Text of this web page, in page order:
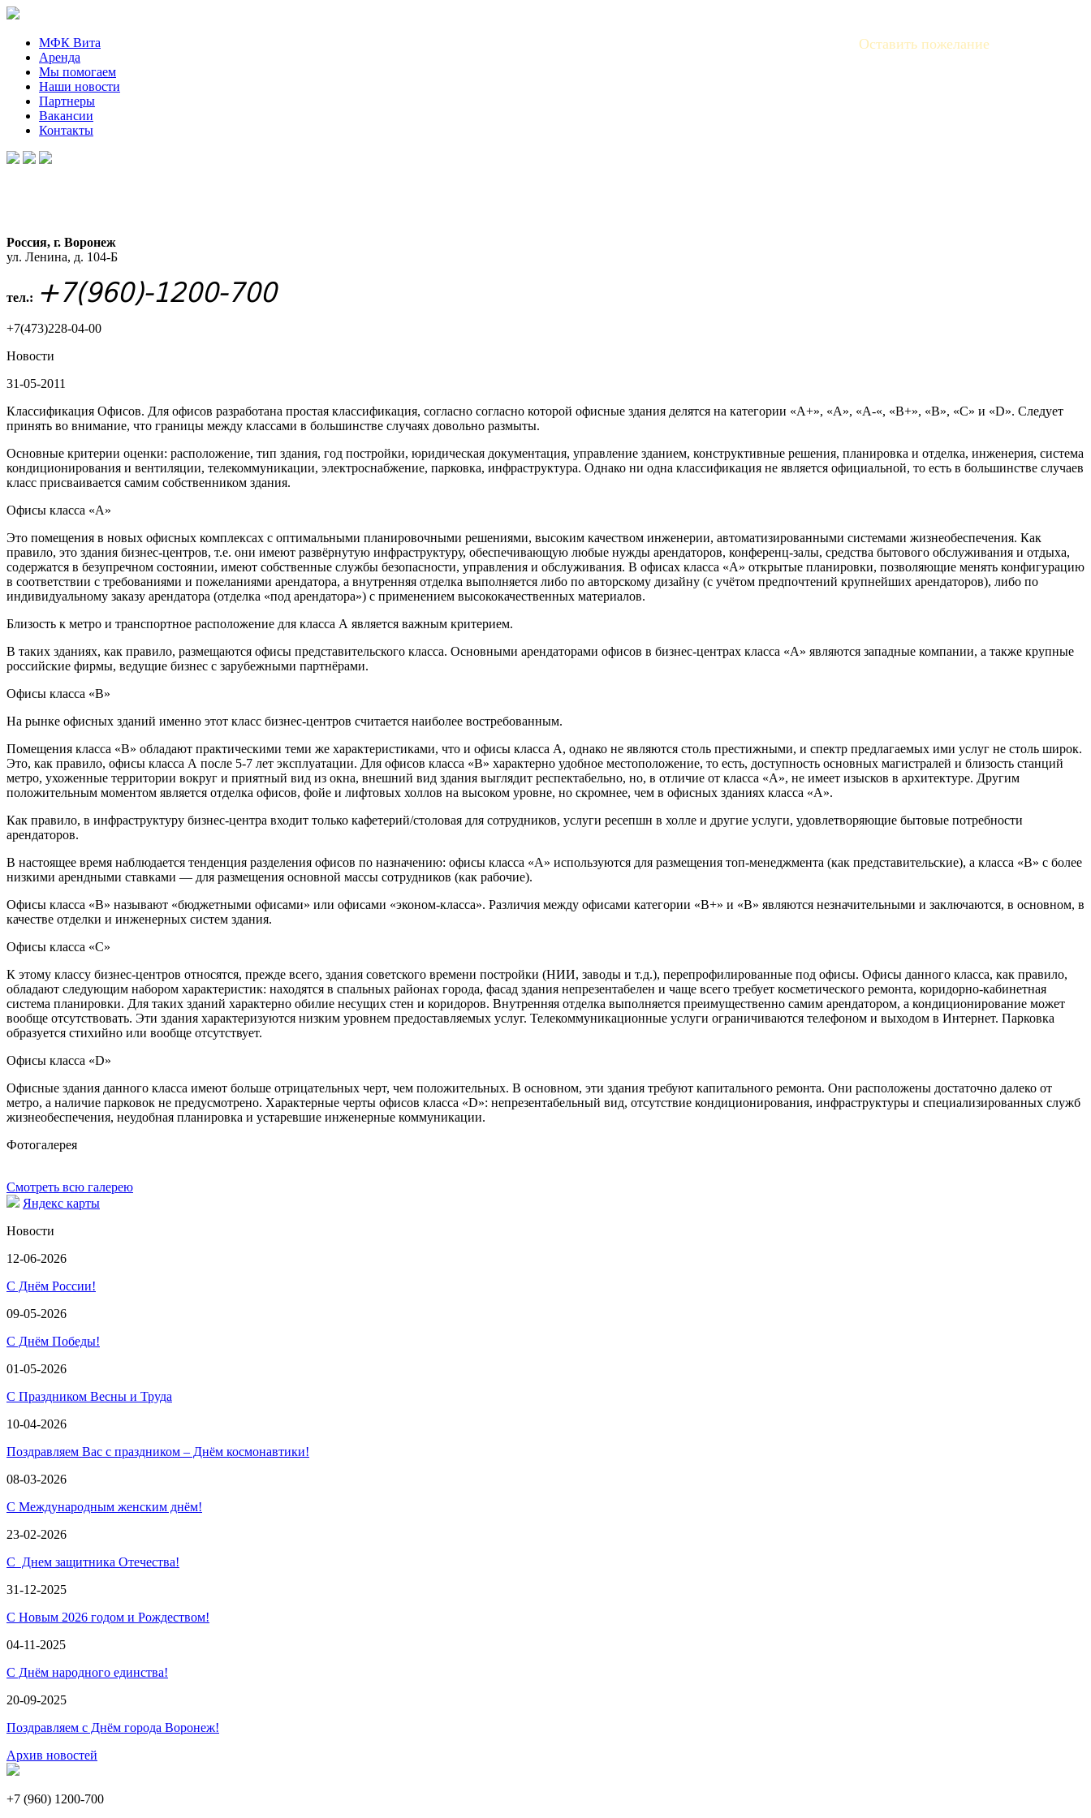
Оставить пожелание
МФК Вита
Аренда
Мы помогаем
Наши новости
Партнеры
Вакансии
Контакты
Россия, г. Воронеж
ул. Ленина, д. 104-Б
тел.: +7(960)-1200-700
+7(473)228-04-00
Новости
31-05-2011
Классификация Офисов. Для офисов разработана простая классификация, согласно согласно которой офисные здания делятся на категории «А+», «А», «А-«, «В+», «В», «С» и «D». Следует
принять во внимание, что границы между классами в большинстве случаях довольно размыты.
Основные критерии оценки: расположение, тип здания, год постройки, юридическая документация, управление зданием, конструктивные решения, планировка и отделка, инженерия, система
кондиционирования и вентиляции, телекоммуникации, электроснабжение, парковка, инфраструктура. Однако ни одна классификация не является официальной, то есть в большинстве случаев
класс присваивается самим собственником здания.
Офисы класса «А»
Это помещения в новых офисных комплексах с оптимальными планировочными решениями, высоким качеством инженерии, автоматизированными системами жизнеобеспечения. Как
правило, это здания бизнес-центров, т.е. они имеют развёрнутую инфраструктуру, обеспечивающую любые нужды арендаторов, конференц-залы, средства бытового обслуживания и отдыха,
содержатся в безупречном состоянии, имеют собственные службы безопасности, управления и обслуживания. В офисах класса «А» открытые планировки, позволяющие менять конфигурацию
в соответствии с требованиями и пожеланиями арендатора, а внутренняя отделка выполняется либо по авторскому дизайну (с учётом предпочтений крупнейших арендаторов), либо по
индивидуальному заказу арендатора (отделка «под арендатора») с применением высококачественных материалов.
Близость к метро и транспортное расположение для класса А является важным критерием.
В таких зданиях, как правило, размещаются офисы представительского класса. Основными арендаторами офисов в бизнес-центрах класса «А» являются западные компании, а также крупные
российские фирмы, ведущие бизнес с зарубежными партнёрами.
Офисы класса «B»
На рынке офисных зданий именно этот класс бизнес-центров считается наиболее востребованным.
Помещения класса «В» обладают практическими теми же характеристиками, что и офисы класса А, однако не являются столь престижными, и спектр предлагаемых ими услуг не столь широк.
Это, как правило, офисы класса А после 5-7 лет эксплуатации. Для офисов класса «B» характерно удобное местоположение, то есть, доступность основных магистралей и близость станций
метро, ухоженные территории вокруг и приятный вид из окна, внешний вид здания выглядит респектабельно, но, в отличие от класса «А», не имеет изысков в архитектуре. Другим
положительным моментом является отделка офисов, фойе и лифтовых холлов на высоком уровне, но скромнее, чем в офисных зданиях класса «А».
Как правило, в инфраструктуру бизнес-центра входит только кафетерий/столовая для сотрудников, услуги ресепшн в холле и другие услуги, удовлетворяющие бытовые потребности
арендаторов.
В настоящее время наблюдается тенденция разделения офисов по назначению: офисы класса «А» используются для размещения топ-менеджмента (как представительские), а класса «В» с более
низкими арендными ставками — для размещения основной массы сотрудников (как рабочие).
Офисы класса «В» называют «бюджетными офисами» или офисами «эконом-класса». Различия между офисами категории «В+» и «В» являются незначительными и заключаются, в основном, в
качестве отделки и инженерных систем здания.
Офисы класса «C»
К этому классу бизнес-центров относятся, прежде всего, здания советского времени постройки (НИИ, заводы и т.д.), перепрофилированные под офисы. Офисы данного класса, как правило,
обладают следующим набором характеристик: находятся в спальных районах города, фасад здания непрезентабелен и чаще всего требует косметического ремонта, коридорно-кабинетная
система планировки. Для таких зданий характерно обилие несущих стен и коридоров. Внутренняя отделка выполняется преимущественно самим арендатором, а кондиционирование может
вообще отсутствовать. Эти здания характеризуются низким уровнем предоставляемых услуг. Телекоммуникационные услуги ограничиваются телефоном и выходом в Интернет. Парковка
образуется стихийно или вообще отсутствует.
Офисы класса «D»
Офисные здания данного класса имеют больше отрицательных черт, чем положительных. В основном, эти здания требуют капитального ремонта. Они расположены достаточно далеко от
метро, а наличие парковок не предусмотрено. Характерные черты офисов класса «D»: непрезентабельный вид, отсутствие кондиционирования, инфраструктуры и специализированных служб
жизнеобеспечения, неудобная планировка и устаревшие инженерные коммуникации.
Фотогалерея
Смотреть всю галерею
Яндекс карты
Новости
12-06-2026
С Днём России!
09-05-2026
С Днём Победы!
01-05-2026
С Праздником Весны и Труда
10-04-2026
Поздравляем Вас с праздником – Днём космонавтики!
08-03-2026
С Международным женским днём!
23-02-2026
С Днем защитника Отечества!
31-12-2025
С Новым 2026 годом и Рождеством!
04-11-2025
С Днём народного единства!
20-09-2025
Поздравляем с Днём города Воронеж!
Архив новостей
+7 (960) 1200-700